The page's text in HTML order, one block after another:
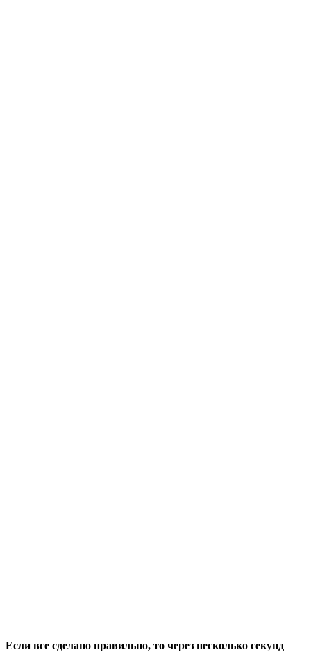
Если все сделано правильно, то через несколько секунд